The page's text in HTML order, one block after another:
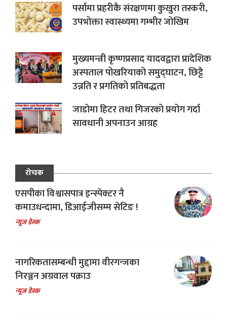
पर्सामा प्रहरीकै संरक्षणमा कुखुरा तस्करी,
उपभोक्ता स्वास्थ्यमा गम्भीर जोखिम
मुख्यमन्त्री कृष्णप्रसाद यादवद्वारा प्रादेशिक
अस्पताल पोखरियाको समुद्घाटन, छिट्टै
उन्नति र प्रगतिको प्रतिबद्धता
जाडोमा हिटर तथा गिजरको प्रयोग गर्दा
सावधानी अपनाउन आग्रह
रोचक
एसपीका विश्वासपात्र इन्स्पेक्टर नै
कमाउधन्दामा, डिआईजीसम्म सेटिङ !
न्यूज डेस्क
नागरिकतासम्बन्धी मुद्दामा वीरगन्जका
निरञ्जन अग्रवाल पक्राउ
न्यूज डेस्क